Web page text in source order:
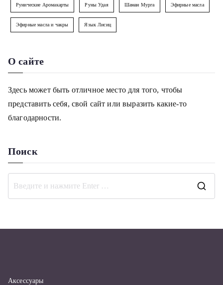
Рунические Аромакарты Руны Удая Шаман Мурга Эфирные масла
Эфирные масла и чакры Язык Лисиц
О сайте
Здесь может быть отличное место для того, чтобы
представить себя, свой сайт или выразить какие-то
благодарности.
Поиск
Аксессуары